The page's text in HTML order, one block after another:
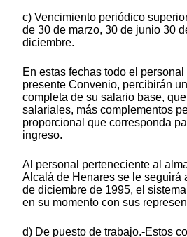
c) Vencimiento periódico
de 30 de marzo, 30 de junio 30
diciembre.
En estas fechas todo el personal
presente Convenio, percibirán
completa de su salario base,
salariales, más complementos
proporcional que corresponda
ingreso.
Al personal perteneciente al
Alcalá de Henares se le seguirá
de diciembre de 1995, el
en su momento con sus
d) De puesto de trabajo.-Estos